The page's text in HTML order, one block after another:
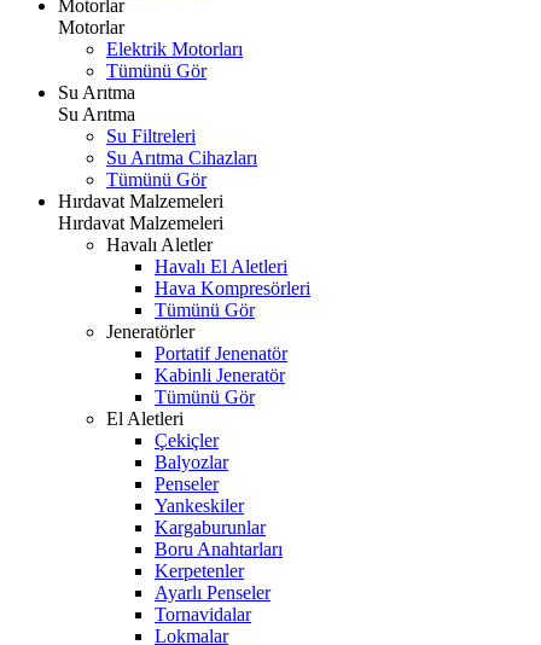
Motorlar
Motorlar
Elektrik Motorları
Tümünü Gör
Su Arıtma
Su Arıtma
Su Filtreleri
Su Arıtma Cihazları
Tümünü Gör
Hırdavat Malzemeleri
Hırdavat Malzemeleri
Havalı Aletler
Havalı El Aletleri
Hava Kompresörleri
Tümünü Gör
Jeneratörler
Portatif Jenenatör
Kabinli Jeneratör
Tümünü Gör
El Aletleri
Çekiçler
Balyozlar
Penseler
Yankeskiler
Kargaburunlar
Boru Anahtarları
Kerpetenler
Ayarlı Penseler
Tornavidalar
Lokmalar